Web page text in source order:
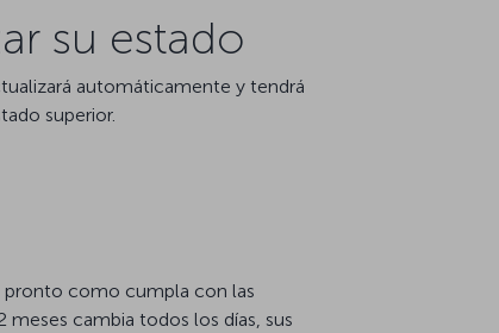
su estado
automáticamente y tendrá
superior.
pronto como cumpla con las
cambia todos los días, sus